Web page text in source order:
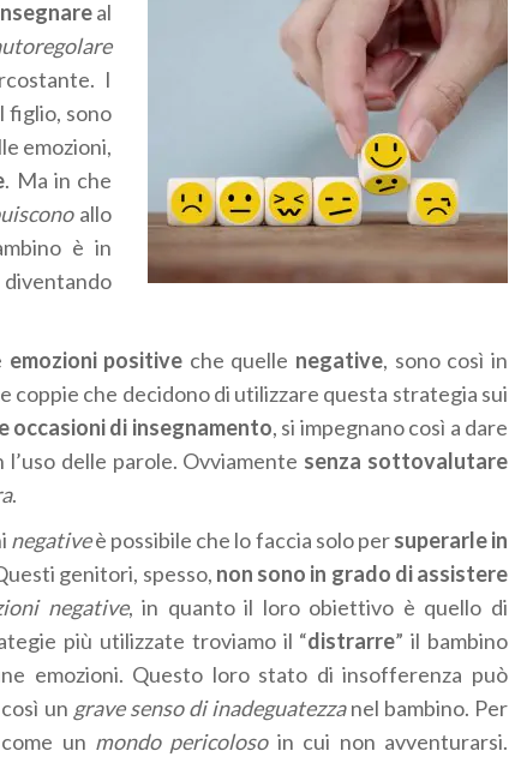
al
I
figlio, sono
emozioni,
. Ma in che
allo
è in
emozioni positive che quelle negative, sono così in
coppie che decidono di utilizzare questa strategia sui
occasioni di insegnamento, si impegnano così a dare
l’uso delle parole. Ovviamente senza sottovalutare
.
negativeè possibile che lo faccia solo persuperarle in
genitori, spesso, non sono in grado di assistere
negative, in quanto il loro obiettivo è quello di
più utilizzate troviamo il “distrarre” il bambino
emozioni. Questo loro stato di insofferenza può
un grave senso di inadeguatezzanel bambino. Per
un mondo pericolosoin cui non avventurarsi.